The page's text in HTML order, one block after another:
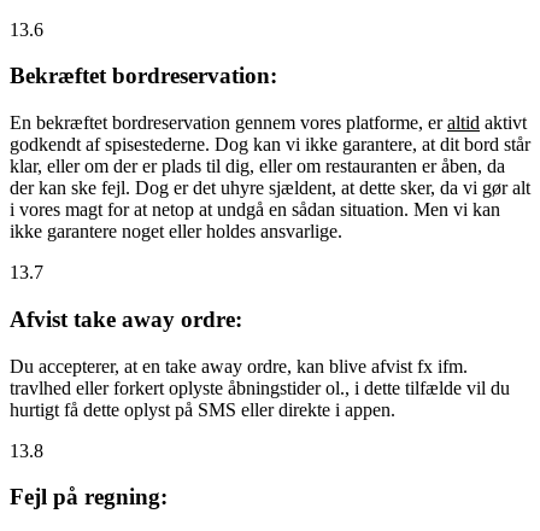
13.6
Bekræftet bordreservation:
En bekræftet bordreservation gennem vores platforme, eraltid aktivt
godkendt af spisestederne. Dog kan vi ikke garantere, at dit bord står
klar, eller om der er plads til dig, eller om restauranten er åben, da
der kan ske fejl. Dog er det uhyre sjældent, at dette sker, da vi gør alt
i vores magt for at netop at undgå en sådan situation. Men vi kan
ikke garantere noget eller holdes ansvarlige.
13.7
Afvist take away ordre:
Du accepterer, at en take away ordre, kan blive afvist fx ifm.
travlhed eller forkert oplyste åbningstider ol., i dette tilfælde vil du
hurtigt få dette oplyst på SMS eller direkte i appen.
13.8
Fejl på regning: